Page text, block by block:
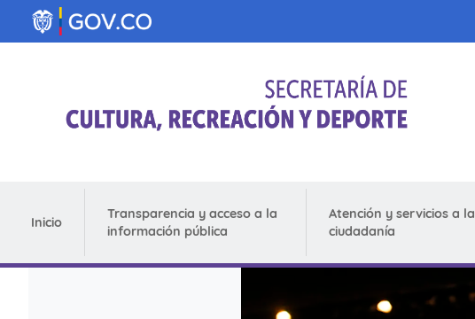
Pasar al contenido principal
Inicio
Transparencia y acceso a la
información pública
Atención y servicios a la
ciudadanía